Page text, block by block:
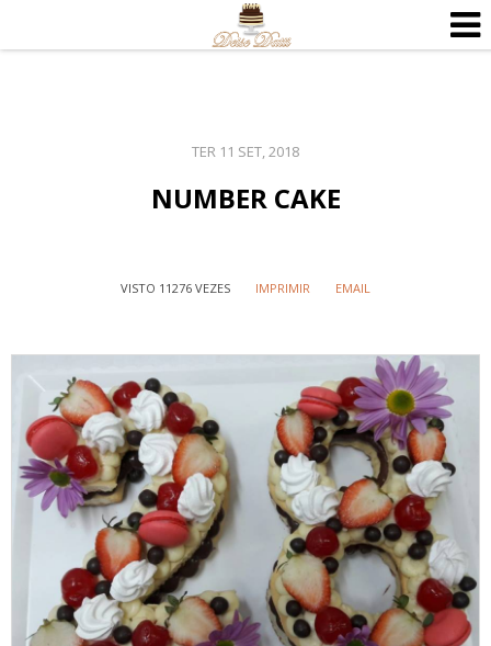
TER 11 SET, 2018
NUMBER CAKE
VISTO 11276 VEZES IMPRIMIR EMAIL